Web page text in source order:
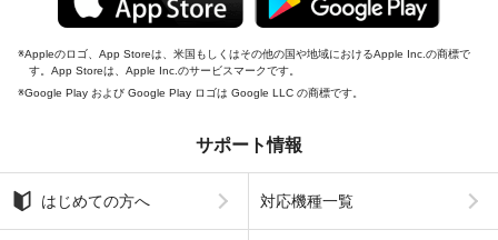
Appleのロゴ、App Storeは、米国もしくはその他の国や地域におけるApple Inc.の商標で
す。App Storeは、Apple Inc.のサービスマークです。
Google Play および Google Play ロゴは Google LLC の商標です。
サポート情報
はじめての方へ 対応機種一覧